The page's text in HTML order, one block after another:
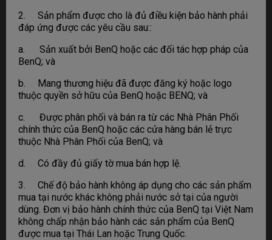
2. Sản phẩm được cho là đủ điều kiện bảo hành phải
đáp ứng được các yêu cầu sau::
a. Sản xuất bởi BenQ hoặc các đối tác hợp pháp của
BenQ; và
b. Mang thương hiệu đã được đăng ký hoặc logo
thuộc quyền sở hữu của BenQ hoặc BENQ; và
c. Được phân phối và bán ra từ các Nhà Phân Phối
chính thức của BenQ hoặc các cửa hàng bán lẻ trực
thuộc Nhà Phân Phối của BenQ; và
d. Có đầy đủ giấy tờ mua bán hợp lệ.
3. Chế độ bảo hành không áp dụng cho các sản phẩm
mua tại nước khác không phải nước sở tại của người
dùng. Đơn vị bảo hành chính thức của BenQ tại Việt Nam
không chấp nhận bảo hành các sản phẩm của BenQ
được mua tại Thái Lan hoặc Trung Quốc.